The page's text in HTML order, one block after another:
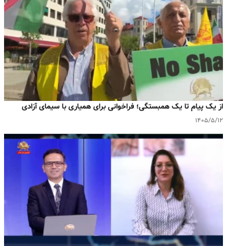
از یک پیام تا یک همبستگی؛ فراخوانی برای همیاری با سیمای آزادی
۱۴۰۵/۵/۱۲